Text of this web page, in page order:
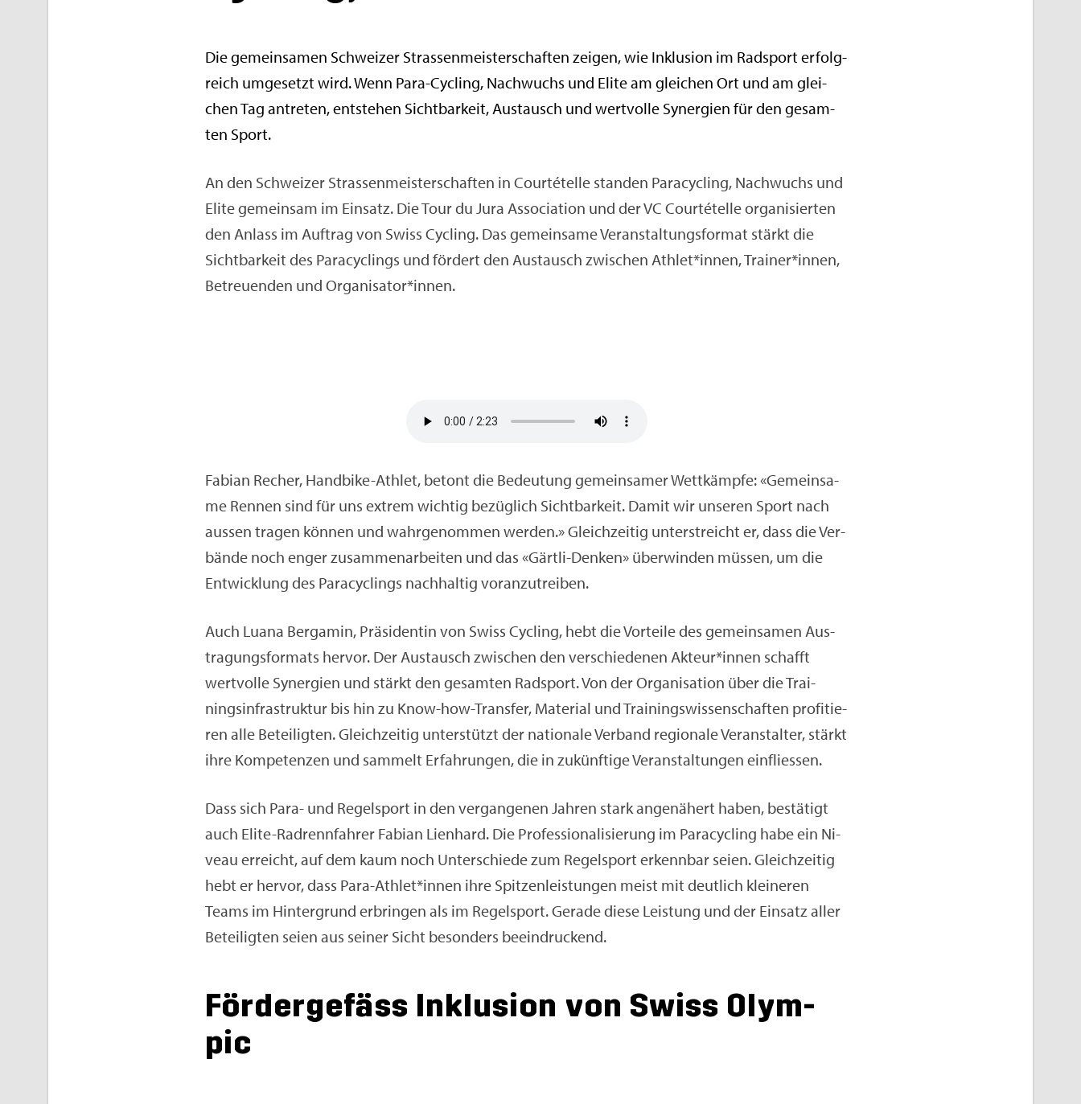
Die ge­mein­sa­men Schwei­zer Stras­sen­meis­ter­schaf­ten zei­gen, wie In­klu­si­on im Rad­sport er­folg­
reich um­ge­setzt wird. Wenn Para-Cy­cling, Nach­wuchs und Elite am glei­chen Ort und am glei­
chen Tag an­tre­ten, ent­ste­hen Sicht­bar­keit, Aus­tausch und wert­vol­le Syn­er­gi­en für den ge­sam­
ten Sport.
An den Schwei­zer Stras­sen­meis­ter­schaf­ten in Cour­té­tel­le stan­den Pa­ra­cy­cling, Nach­wuchs und
Elite ge­mein­sam im Ein­satz. Die Tour du Jura As­so­cia­ti­on und der VC Cour­té­tel­le or­ga­ni­sier­ten
den An­lass im Auf­trag von Swiss Cy­cling. Das ge­mein­sa­me Ver­an­stal­tungs­for­mat stärkt die
Sicht­bar­keit des Pa­ra­cy­clings und för­dert den Aus­tausch zwi­schen Ath­let*innen, Trai­ner*innen,
Be­treu­en­den und Or­ga­ni­sa­tor*innen.
Fa­bi­an Re­cher, Hand­bike-Ath­let, be­tont die Be­deu­tung ge­mein­sa­mer Wett­kämp­fe: «Ge­mein­sa­
me Ren­nen sind für uns ex­trem wich­tig be­züg­lich Sicht­bar­keit. Damit wir un­se­ren Sport nach
aus­sen tra­gen kön­nen und wahr­ge­nom­men wer­den.» Gleich­zei­tig un­ter­streicht er, dass die Ver­
bän­de noch enger zu­sam­men­ar­bei­ten und das «Gärt­li-Den­ken» über­win­den müs­sen, um die
Ent­wick­lung des Pa­ra­cy­clings nach­hal­tig vor­an­zu­trei­ben.
Auch Luana Berg­a­min, Prä­si­den­tin von Swiss Cy­cling, hebt die Vor­tei­le des ge­mein­sa­men Aus­
tra­gungs­for­mats her­vor. Der Aus­tausch zwi­schen den ver­schie­de­nen Ak­teur*innen schafft
wert­vol­le Syn­er­gi­en und stärkt den ge­sam­ten Rad­sport. Von der Or­ga­ni­sa­ti­on über die Trai­
nings­in­fra­struk­tur bis hin zu Know-how-Trans­fer, Ma­te­ri­al und Trai­nings­wis­sen­schaf­ten pro­fi­tie­
ren alle Be­tei­lig­ten. Gleich­zei­tig un­ter­stützt der na­tio­na­le Ver­band re­gio­na­le Ver­an­stal­ter, stärkt
ihre Kom­pe­ten­zen und sam­melt Er­fah­run­gen, die in zu­künf­ti­ge Ver­an­stal­tun­gen ein­flies­sen.
Dass sich Para- und Re­gel­sport in den ver­gan­ge­nen Jah­ren stark an­ge­nä­hert haben, be­stä­tigt
auch Elite-Rad­renn­fah­rer Fa­bi­an Li­en­hard. Die Pro­fes­sio­na­li­sie­rung im Pa­ra­cy­cling habe ein Ni­
veau er­reicht, auf dem kaum noch Un­ter­schie­de zum Re­gel­sport er­kenn­bar seien. Gleich­zei­tig
hebt er her­vor, dass Para-Ath­let*innen ihre Spit­zen­leis­tun­gen meist mit deut­lich klei­ne­ren
Teams im Hin­ter­grund er­brin­gen als im Re­gel­sport. Ge­ra­de diese Leis­tung und der Ein­satz aller
Be­tei­lig­ten seien aus sei­ner Sicht be­son­ders be­ein­dru­ckend.
För­der­ge­fäss In­klu­si­on von Swiss Olym­
pic